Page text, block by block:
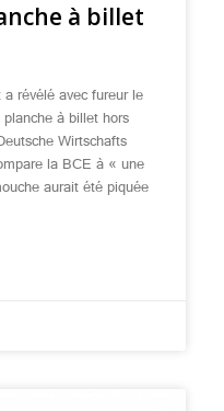
à billet
révélé avec fureur le
à billet hors
Wirtschafts
la BCE à « une
aurait été piquée